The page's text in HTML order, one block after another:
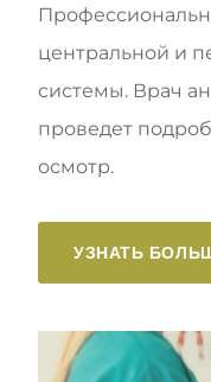
центральной и
системы. Врач
проведет
осмотр.
УЗНАТЬ